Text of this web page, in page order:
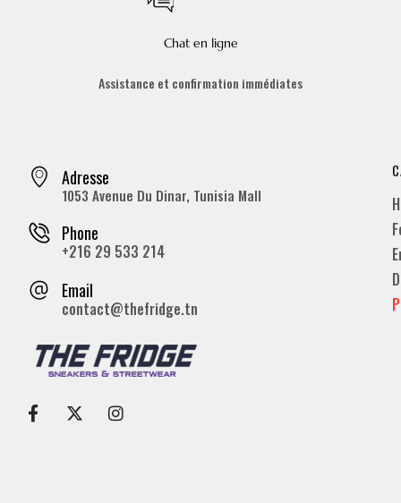
Chat en ligne
Assistance et confirmation immédiates
Adresse
1053 Avenue Du Dinar, Tunisia Mall
Phone
+216 29 533 214
Email
contact@thefridge.tn